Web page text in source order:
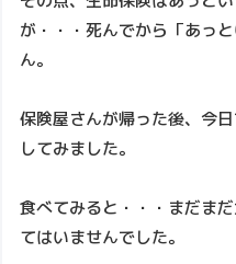
が・・・死んでから「あっ
ん。
保険屋さんが帰った後、今
してみました。
食べてみると・・・まだま
てはいませんでした。